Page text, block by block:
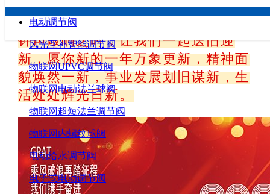
电动调节阀
风光互补智能调节阀
物联网UPVC调节阀
物联网电动法兰球阀
物联网超短法兰调节阀
物联网内螺纹球阀
电动给水调节阀
电子式电动调节阀
（https://www.grat.com.cn/）
圣诞送走了，元旦迎来了，在元旦的
钟声敲响之时，让我们一起送旧迎
新，愿你新的一年万象更新，精神面
貌焕然一新，事业发展划旧谋新，生
活处处辉光日新。